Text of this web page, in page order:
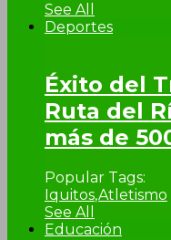
See All
Deportes
Éxito del
Ruta del
más de
Popular Tags:
Iquitos,Atletismo
See All
Educación